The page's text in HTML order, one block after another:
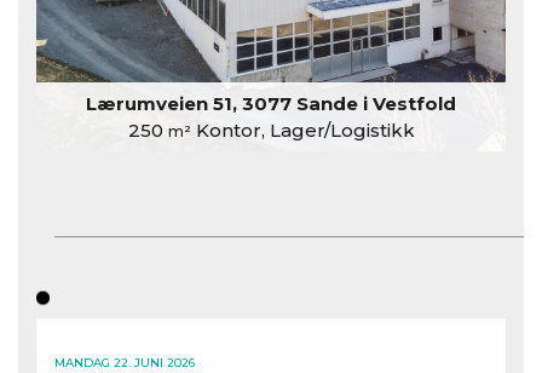
Lærumveien 51, 3077 Sande i Vestfold
250 m²Kontor, Lager/Logistikk
MANDAG 22. JUNI 2026